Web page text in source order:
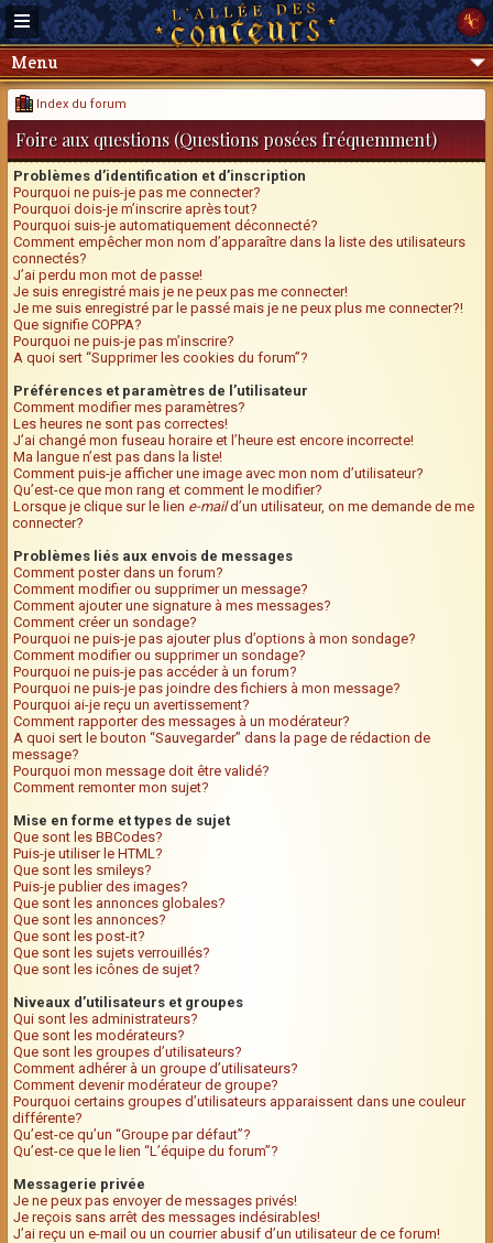
Menu
Index du forum
Foire aux questions (Questions posées fréquemment)
Problèmes d’identification et d’inscription
Pourquoi ne puis-je pas me connecter?
Pourquoi dois-je m’inscrire après tout?
Pourquoi suis-je automatiquement déconnecté?
Comment empêcher mon nom d’apparaître dans la liste des utilisateurs
connectés?
J’ai perdu mon mot de passe!
Je suis enregistré mais je ne peux pas me connecter!
Je me suis enregistré par le passé mais je ne peux plus me connecter?!
Que signifie COPPA?
Pourquoi ne puis-je pas m’inscrire?
A quoi sert “Supprimer les cookies du forum”?
Préférences et paramètres de l’utilisateur
Comment modifier mes paramètres?
Les heures ne sont pas correctes!
J’ai changé mon fuseau horaire et l’heure est encore incorrecte!
Ma langue n’est pas dans la liste!
Comment puis-je afficher une image avec mon nom d’utilisateur?
Qu’est-ce que mon rang et comment le modifier?
Lorsque je clique sur le lien e-maild’un utilisateur, on me demande de me
connecter?
Problèmes liés aux envois de messages
Comment poster dans un forum?
Comment modifier ou supprimer un message?
Comment ajouter une signature à mes messages?
Comment créer un sondage?
Pourquoi ne puis-je pas ajouter plus d’options à mon sondage?
Comment modifier ou supprimer un sondage?
Pourquoi ne puis-je pas accéder à un forum?
Pourquoi ne puis-je pas joindre des fichiers à mon message?
Pourquoi ai-je reçu un avertissement?
Comment rapporter des messages à un modérateur?
A quoi sert le bouton “Sauvegarder” dans la page de rédaction de
message?
Pourquoi mon message doit être validé?
Comment remonter mon sujet?
Mise en forme et types de sujet
Que sont les BBCodes?
Puis-je utiliser le HTML?
Que sont les smileys?
Puis-je publier des images?
Que sont les annonces globales?
Que sont les annonces?
Que sont les post-it?
Que sont les sujets verrouillés?
Que sont les icônes de sujet?
Niveaux d’utilisateurs et groupes
Qui sont les administrateurs?
Que sont les modérateurs?
Que sont les groupes d’utilisateurs?
Comment adhérer à un groupe d’utilisateurs?
Comment devenir modérateur de groupe?
Pourquoi certains groupes d’utilisateurs apparaissent dans une couleur
différente?
Qu’est-ce qu’un “Groupe par défaut”?
Qu’est-ce que le lien “L’équipe du forum”?
Messagerie privée
Je ne peux pas envoyer de messages privés!
Je reçois sans arrêt des messages indésirables!
J’ai reçu un e-mail ou un courrier abusif d’un utilisateur de ce forum!